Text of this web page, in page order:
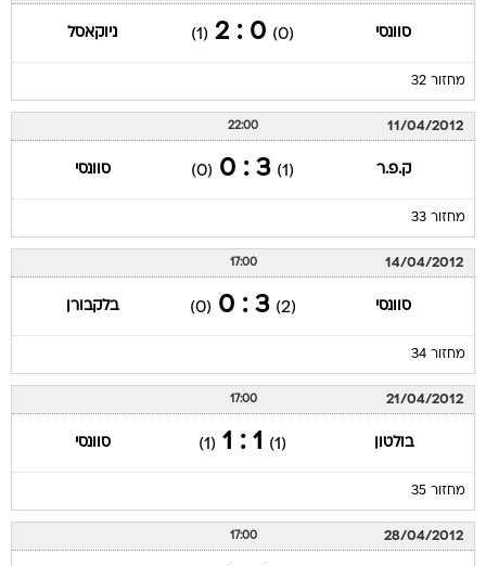
סוונסי (0)
0 : 2
(1) ניוקאסל
מחזור 32
11/04/2012
22:00
ק.פ.ר (1)
3 : 0
(0) סוונסי
מחזור 33
14/04/2012
17:00
סוונסי (2)
3 : 0
(0) בלקבורן
מחזור 34
21/04/2012
17:00
בולטון (1)
1 : 1
(1) סוונסי
מחזור 35
28/04/2012
17:00